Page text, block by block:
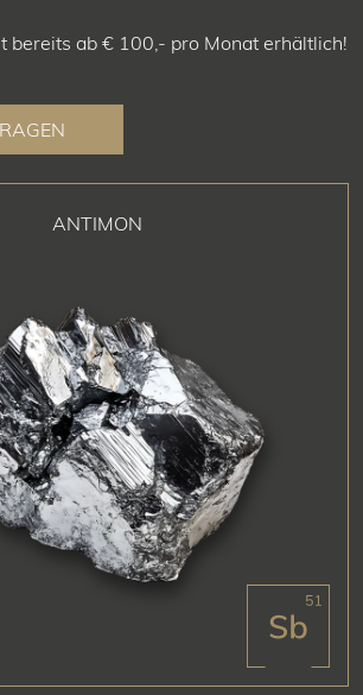
bereits ab € 100,- pro Monat erhältlich!
ANTIMON